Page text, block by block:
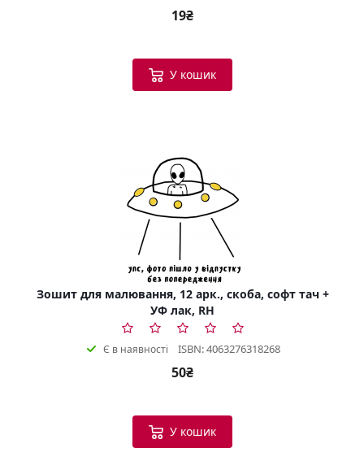
19₴
У кошик
Зошит для малювання, 12 арк., скоба, софт тач +
УФ лак, RH
Є в наявності ISBN: 4063276318268
50₴
У кошик